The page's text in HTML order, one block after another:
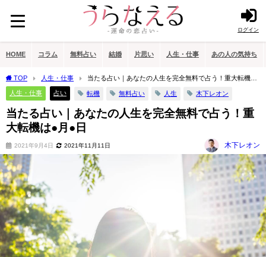
ログイン
HOME コラム 無料占い 結婚 片思い 人生・仕事 あの人の気持ち
TOP 人生・仕事
当たる占い｜あなたの人生を完全無料で占う！重大転機は
●月●日
人生・仕事 占い 転機 無料占い 人生 木下レオン
当たる占い｜あなたの人生を完全無料で占う！重
大転機は●月●日
2021年9月4日 2021年11月11日 木下レオン